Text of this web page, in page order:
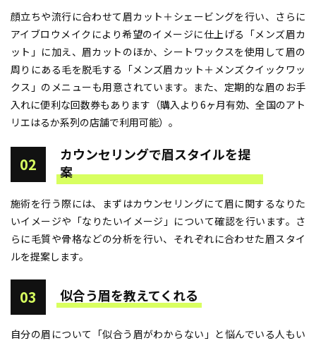
顔立ちや流行に合わせて眉カット＋シェービングを行い、さらに
アイブロウメイクにより希望のイメージに仕上げる「メンズ眉カ
ット」に加え、眉カットのほか、シートワックスを使用して眉の
周りにある毛を脱毛する「メンズ眉カット＋メンズクイックワッ
クス」のメニューも用意されています。また、定期的な眉のお手
入れに便利な回数券もあります（購入より6ヶ月有効、全国のアト
リエはるか系列の店舗で利用可能）。
02
カウンセリングで眉スタイルを提
案
施術を行う際には、まずはカウンセリングにて眉に関するなりた
いイメージや「なりたいイメージ」について確認を行います。さ
らに毛質や骨格などの分析を行い、それぞれに合わせた眉スタイ
ルを提案します。
03 似合う眉を教えてくれる
自分の眉について「似合う眉がわからない」と悩んでいる人もい